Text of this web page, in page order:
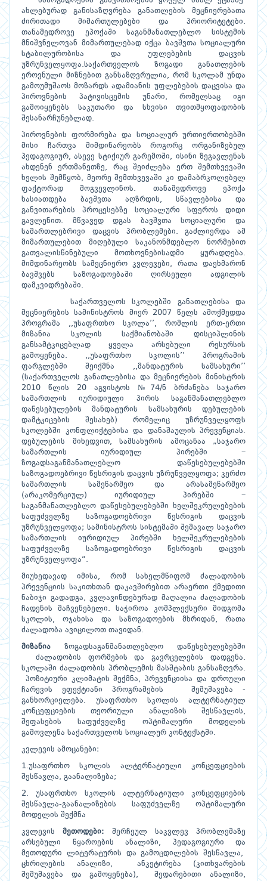
ახლებურად განისაზღვრება განათლების მეცნიერებათა
ძირითადი მიმართულებები და პრიორიტეტები.
თანამედროვე ეპოქაში საგანმანათლებლო სისტემის
მნიშვნელოვან მიმართულებად იქცა ბავშვთა სოციალური
სტაბილურობისა და უფლებების დაცვის
უზრუნველყოფა.საქართველოს ზოგადი განათლების
ეროვნული მიზნებით განსაზღვრულია, რომ სკოლამ უნდა
გამოუმუშაოს მოზარდს ადამიანის უფლებების დაცვისა და
პიროვნების პატივისცემის უნარი, რომელსაც იგი
გამოიყენებს საკუთარი და სხვისი თვითმყოფადობის
შესანარჩუნებლად.
პიროვნების ფორმირება და სოციალურ ურთიერთობებში
მისი ჩართვა მიმდინარეობს როგორც ორგანიზებულ
პედაგოგიურ, ასევე სტიქიურ გარემოში, ისინი ზეგავლენას
ახდენენ ერთმანეთზე, რაც შეიძლება ერთ შემთხვევაში
ხელის შემწყობ, მეორე შემთხვევაში კი დამაბრკოლებელ
ფაქტორად მოგვევლინოს. თანამედროვე ეპოქა
ხასიათდება ბავშვთა აღზრდის, სწავლებისა და
განვითარების პროცესებზე სოციალური სფეროს დიდი
გავლენით. მწვავედ დგას ბავშვთა სოციალური და
სამართლებრივი დაცვის პრობლემები. გაძლიერდა ამ
მიმართულებით მიღებული საკანონმდებლო ნორმებით
გათვალისწინებული მოთხოვნებისადმი ყურადღება.
მიმდინარეობს სამეცნიერო კვლევები, რათა დაეხმარონ
ბავშვებს საზოგადოებაში ღირსეული ადგილის
დამკვიდრებაში.
საქართველოს სკოლებში განათლებისა და
მეცნიერების სამინისტროს მიერ 2007 წელს ამოქმედდა
პროგრამა ,,უსაფრთხო სკოლა’’, რომლის ერთ-ერთი
მიზანია სკოლის საქმიანობაში დისციპლინის
განსამტკიცებლად ყველა არსებული რესურსის
გამოყენება. ,,უსაფრთხო სკოლის’’ პროგრამის
ფარგლებში შეიქმნა ,,მანდატურის სამსახური’’
(საქართველოს განათლებისა და მეცნიერების მინისტრის
2010 წლის 20 აგვისტოს №74/ნ ბრძანება საჯარო
სამართლის იურიდიული პირის საგანმანათლებლო
დაწესებულების მანდატურის სამსახურის დებულების
დამტკიცების შესახებ) რომელიც უზრუნველყოფს
სკოლებში კონფლიქტებისა და დანაშაულის პრევენციას.
დებულების მიხედვით, სამსახურის ამოცანაა „საჯარო
სამართლის იურიდიულ პირებში −
ზოგადსაგანმანათლებლო დაწესებულებებში
საზოგადოებრივი წესრიგის დაცვის უზრუნველყოფა; კერძო
სამართლის სამეწარმეო და არასამეწარმეო
(არაკომერციულ) იურიდიულ პირებში −
საგანმანათლებლო დაწესებულებებში ხელშეკრულებების
საფუძველზე საზოგადოებრივი წესრიგის დაცვის
უზრუნველყოფა; სამინისტროს სისტემაში შემავალ საჯარო
სამართლის იურიდიულ პირებში ხელშეკრულებების
საფუძველზე საზოგადოებრივი წესრიგის დაცვის
უზრუნველყოფა“.
მიუხედავად იმისა, რომ სახელმწიფომ ძალადობის
პრევენციის საკითხთან დაკავშირებით არაერთი ქმედითი
ნაბიჯი გადადგა, კვლავინდებურად მაღალია ძალადობის
ჩადენის მაჩვენებელი. საჭიროა კომპლექსური მიდგომა
სკოლის, ოჯახისა და საზოგადოების მხრიდან, რათა
ძალადობა ავიცილოთ თავიდან.
მიზანია ზოგადსაგანმანათლებლო დაწესებულებებში
ძალადობის ფორმების და გავრცელების დადგენა.
სკოლაში ძალადობის პრობლემის მასშტაბის განსაზღვრა.
პოზიტიური კლიმატის შექმნა, პრევენციისა და დროული
ჩარევის ეფექტიანი პროგრამების შემუშავება -
განხორციელება. უსაფრთხო სკოლის ალტერნატიულ
კონცეფციების თეორიული ანალიზის შესწავლის,
შეფასების საფუძველზე ოპტიმალური მოდელის
გამოვლენა საქართველოს სოციალურ კონტექსტში.
კვლევის ამოცანები:
1.უსაფრთხო სკოლის ალტერნატიული კონცეფციების
შესწავლა, გაანალიზება;
2. უსაფრთხო სკოლის ალტერნატიული კონცეფციების
შესწავლა-გაანალიზების საფუძველზე ოპტიმალური
მოდელის შექმნა
კვლევისმეთოდები: შერჩეულ საკვლევ პრობლემაზე
არსებული წყაროების ანალიზი, პედაგოგიური და
მეთოდური ლიტერატურის და გამოცდილების შესწავლა,
ცხრილების ანალიზი, ანკეტირება (კითხვარების
შემუშავება და გამოყენება), შედარებითი ანალიზი,